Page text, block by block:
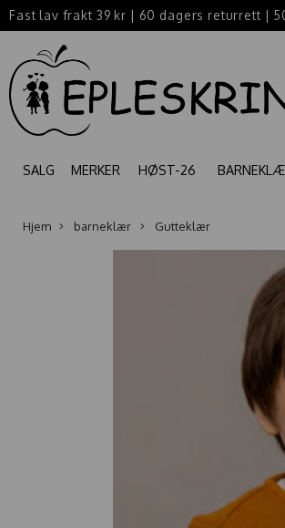
Fast lav frakt 39 kr | 60 dagers returrett |
SALG MERKER HØST-26
Hjem barneklær Gutteklær